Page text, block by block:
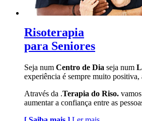
Risoterapia
para Seniores
Seja num Centro de Dia seja num
experiência é sempre muito positiva,
Através da .Terapia do Riso.
aumentar a confiança entre as